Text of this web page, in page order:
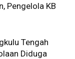
Pengelola KB
Tengah
Diduga